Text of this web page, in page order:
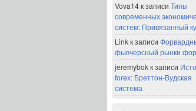
Vova14к записи Типы
современных
систем: Привязанный
Linkк записи
фьючерсный рынки
jeremybokк записи
forex: Бреттон-Вудская
система